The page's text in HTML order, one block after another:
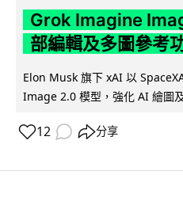
Grok Imagine
部編輯及多圖參考
Elon Musk 旗下 xAI 以
Image 2.0 模型，強化 AI 繪圖
12 分享